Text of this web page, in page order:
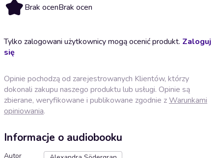
Brak ocenBrak ocen
Tylko zalogowani użytkownicy mogą ocenić produkt. Zaloguj
się
Opinie pochodzą od zarejestrowanych Klientów, którzy
dokonali zakupu naszego produktu lub usługi. Opinie są
zbierane, weryfikowane i publikowane zgodnie zWarunkami
opiniowania.
Informacje o audiobooku
Autor